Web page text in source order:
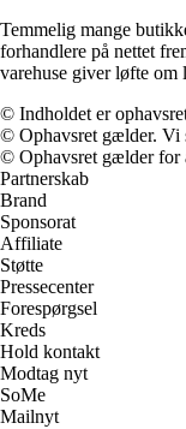
Temmelig mange
forhandlere på nettet
varehuse giver løfte om
© Indholdet er
© Ophavsret gælder. Vi
© Ophavsret gælder for
Partnerskab
Brand
Sponsorat
Affiliate
Støtte
Pressecenter
Forespørgsel
Kreds
Hold kontakt
Modtag nyt
SoMe
Mailnyt